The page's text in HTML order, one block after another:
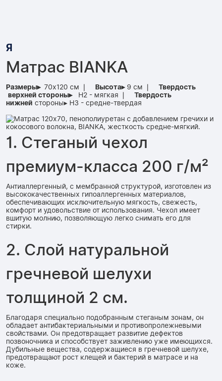
Я
Матрас BIANKA
Размеры▸ 70x120 см ❘ Высота▸9 см ❘ Твердость
верхней стороны▸ H2 - мягкая ❘ Твердость
нижней стороны▸ H3 - средне-твердая
1. Стеганый чехол
премиум-класса 200 г/м²
Антиаллергенный, с мембранной структурой, изготовлен из
высококачественных гипоаллергенных материалов,
обеспечивающих исключительную мягкость, свежесть,
комфорт и удовольствие от использования. Чехол имеет
вшитую молнию, позволяющую легко снимать его для
стирки.
2. Слой натуральной
гречневой шелухи
толщиной 2 см.
Благодаря специально подобранным стеганым зонам, он
обладает антибактериальными и противопролежневыми
свойствами. Он предотвращает развитие дефектов
позвоночника и способствует заживлению уже имеющихся.
Дубильные вещества, содержащиеся в гречневой шелухе,
предотвращают рост клещей и бактерий в матрасе и на
коже.